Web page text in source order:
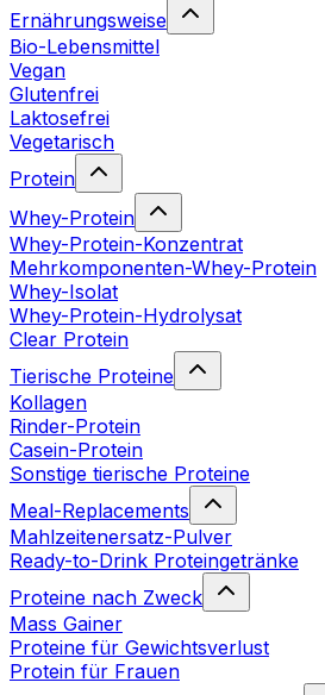
Ernährungsweise
Bio-Lebensmittel
Vegan
Glutenfrei
Laktosefrei
Vegetarisch
Protein
Whey-Protein
Whey-Protein-Konzentrat
Mehrkomponenten-Whey-Protein
Whey-Isolat
Whey-Protein-Hydrolysat
Clear Protein
Tierische Proteine
Kollagen
Rinder-Protein
Casein-Protein
Sonstige tierische Proteine
Meal-Replacements
Mahlzeitenersatz-Pulver
Ready-to-Drink Proteingetränke
Proteine nach Zweck
Mass Gainer
Proteine für Gewichtsverlust
Protein für Frauen